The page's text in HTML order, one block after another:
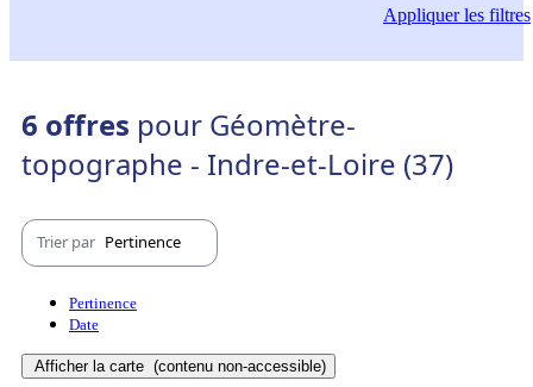
Appliquerles filtres
6 offres pour Géomètre-
topographe - Indre-et-Loire (37)
Trier par Pertinence
Pertinence
Date
Afficher la carte (contenu non-accessible)